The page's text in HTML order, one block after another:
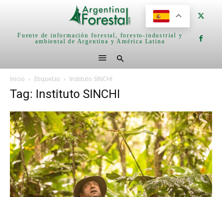
Fuente de información forestal, foresto-industrial y
ambiental de Argentina y América Latina
Inicio Etiquetas Instituto SINCHI
Tag: Instituto SINCHI